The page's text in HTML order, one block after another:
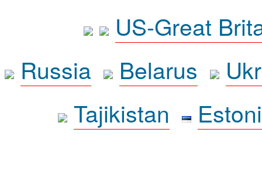
US-Great
Russia
Belarus
Tajikistan